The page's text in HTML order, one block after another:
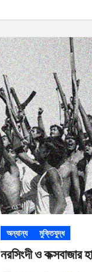
অন্যান্য মুক্তিযুদ্ধ
নরসিংদী ও কক্সবাজার